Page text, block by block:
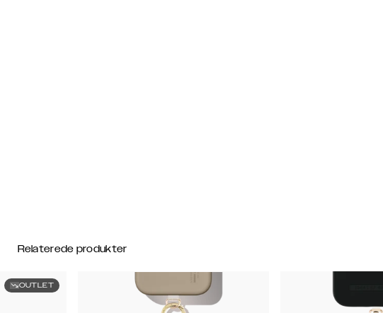
Relaterede produkter
OUTLET